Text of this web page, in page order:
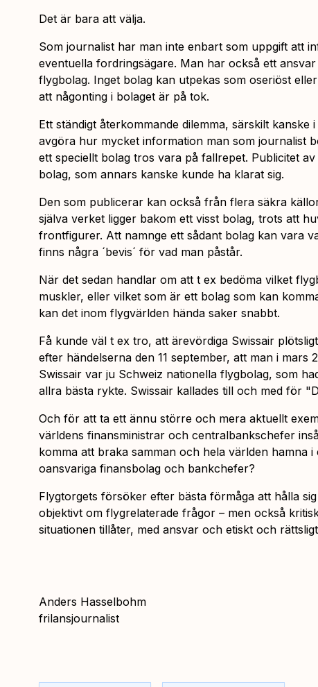
Det är bara att välja.
Som journalist har man inte enbart som uppgift att
eventuella fordringsägare. Man har också ett
flygbolag. Inget bolag kan utpekas som oseriöst
att någonting i bolaget är på tok.
Ett ständigt återkommande dilemma, särskilt
avgöra hur mycket information man som journalist
ett speciellt bolag tros vara på fallrepet. Publicitet
bolag, som annars kanske kunde ha klarat sig.
Den som publicerar kan också från flera säkra
själva verket ligger bakom ett visst bolag, trots att
frontfigurer. Att namnge ett sådant bolag kan vara
finns några ´bevis´ för vad man påstår.
När det sedan handlar om att t ex bedöma vilket
muskler, eller vilket som är ett bolag som kan
kan det inom flygvärlden hända saker snabbt.
Få kunde väl t ex tro, att ärevördiga Swissair
efter händelserna den 11 september, att man i mars
Swissair var ju Schweiz nationella flygbolag, som
allra bästa rykte. Swissair kallades till och med för
Och för att ta ett ännu större och mera aktuellt
världens finansministrar och centralbankschefer
komma att braka samman och hela världen hamna
oansvariga finansbolag och bankchefer?
Flygtorgets försöker efter bästa förmåga att hålla
objektivt om flygrelaterade frågor – men också
situationen tillåter, med ansvar och etiskt och
Anders Hasselbohm
frilansjournalist